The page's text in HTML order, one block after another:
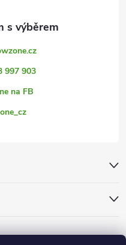
997 903
na FB